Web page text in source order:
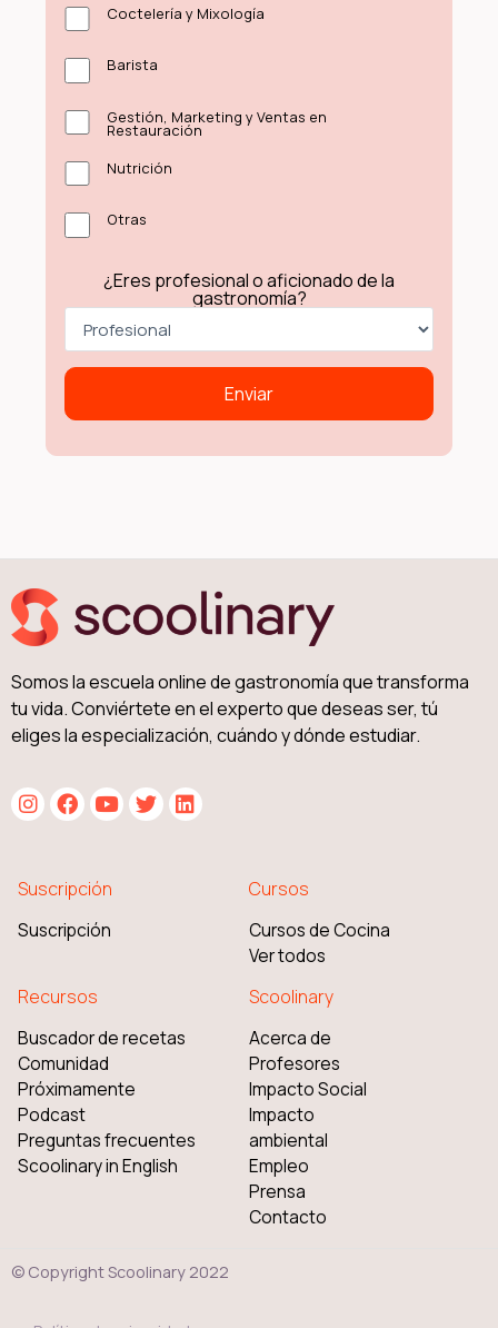
Coctelería y Mixología
Barista
Gestión, Marketing y Ventas en
Restauración
Nutrición
Otras
¿Eres profesional o aficionado de la
gastronomía?
Somos la escuela online de gastronomía que transforma
tu vida. Conviértete en el experto que deseas ser, tú
eliges la especialización, cuándo y dónde estudiar.
Suscripción
Suscripción
Cursos
Cursos de Cocina
Ver todos
Recursos
Buscador de recetas
Comunidad
Próximamente
Podcast
Preguntas frecuentes
Scoolinary in English
Scoolinary
Acerca de
Profesores
Impacto Social
Impacto
ambiental
Empleo
Prensa
Contacto
© Copyright Scoolinary 2022